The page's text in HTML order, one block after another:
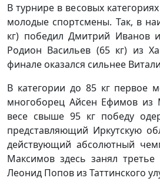
В турнире в весовых
молодые спортсмены. Так, в
кг) победил Дмитрий Иванов
Родион Васильев (65 кг) из
финале оказался сильнее
В категории до 85 кг первое
многоборец Айсен Ефимов из
весе свыше 95 кг победу
представляющий Иркутскую
действующий абсолютный
Максимов здесь занял
Леонид Попов из Таттинского